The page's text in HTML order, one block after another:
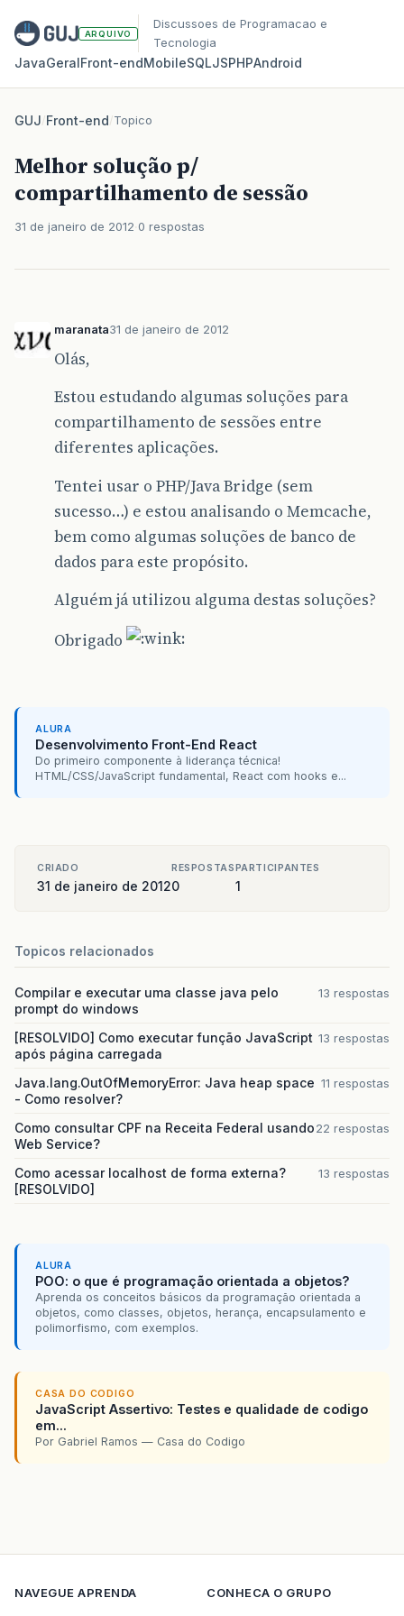
ARQUIVO
Discussoes de Programacao e
Tecnologia
JavaGeralFront‑endMobileSQLJSPHPAndroid
GUJ/Front-end/Topico
Melhor solução p/
compartilhamento de sessão
31 de janeiro de 2012 0 respostas
maranata31 de janeiro de 2012
Olás,
Estou estudando algumas soluções para
compartilhamento de sessões entre
diferentes aplicações.
Tentei usar o PHP/Java Bridge (sem
sucesso…) e estou analisando o Memcache,
bem como algumas soluções de banco de
dados para este propósito.
Alguém já utilizou alguma destas soluções?
Obrigado
ALURA
Desenvolvimento Front-End React
Do primeiro componente à liderança técnica!
HTML/CSS/JavaScript fundamental, React com hooks e...
CRIADO
31 de janeiro de 2012
RESPOSTAS
0
PARTICIPANTES
1
Topicos relacionados
Compilar e executar uma classe java pelo
prompt do windows
13 respostas
[RESOLVIDO] Como executar função JavaScript
após página carregada
13 respostas
Java.lang.OutOfMemoryError: Java heap space
- Como resolver?
11 respostas
Como consultar CPF na Receita Federal usando
Web Service?
22 respostas
Como acessar localhost de forma externa?
[RESOLVIDO]
13 respostas
ALURA
POO: o que é programação orientada a objetos?
Aprenda os conceitos básicos da programação orientada a
objetos, como classes, objetos, herança, encapsulamento e
polimorfismo, com exemplos.
CASA DO CODIGO
JavaScript Assertivo: Testes e qualidade de codigo
em...
Por Gabriel Ramos — Casa do Codigo
NAVEGUE APRENDA
CONHECA O GRUPO